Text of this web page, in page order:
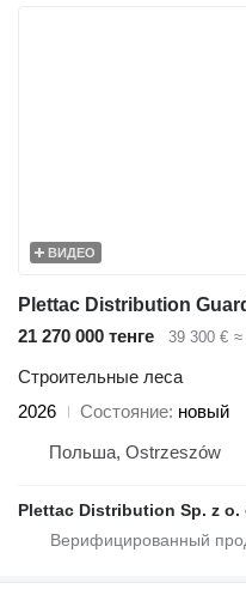
ВИДЕО
21 270 000 тенге 39 300 € ≈
Строительные леса
2026
Состояние новый
Польша, Ostrzeszów
Plettac Distribution Sp. z o.